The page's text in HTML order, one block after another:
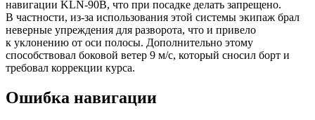
навигации KLN-90В, что при посадке делать запрещено.
В частности, из-за использования этой системы экипаж брал
неверные упреждения для разворота, что и привело
к уклонению от оси полосы. Дополнительно этому
способствовал боковой ветер 9 м/с, который сносил борт и
требовал коррекции курса.
Ошибка навигации